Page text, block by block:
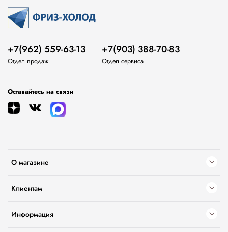
О магазине
Клиентам
Информация
+7(962) 559-63-13
Отдел продаж
+7(903) 388-70-83
Отдел сервиса
Оставайтесь на связи